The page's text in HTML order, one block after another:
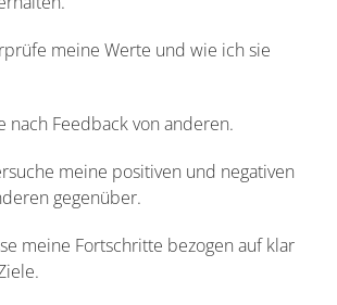
meine Werte und wie ich sie
nach Feedback von anderen.
meine positiven und negativen
gegenüber.
meine Fortschritte bezogen auf klar